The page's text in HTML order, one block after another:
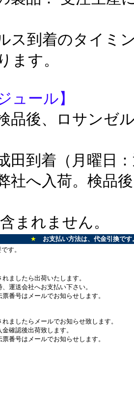
ス到着のタイミ
ます。
ュール】
品後、ロサンゼ
田到着（月曜日
社へ入荷。検品
まれません。
★
お支払い方法は、代金引換です
す。
ましたら出荷いたします。
運送会社へお支払い下さい。
番号はメールでお知らせします。
ましたらメールでお知らせ致します。
確認後出荷致します。
番号はメールでお知らせします。